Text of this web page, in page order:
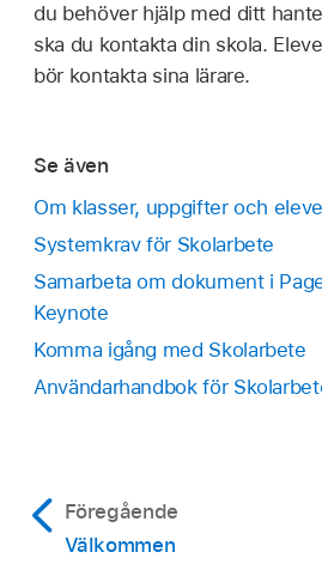
du behöver hjälp med ditt
ska du kontakta din skola.
bör kontakta sina lärare.
Se även
Om klasser, uppgifter och
Systemkrav för Skolarbete
Samarbeta om dokument i
Keynote
Komma igång med Skolarbete
Användarhandbok för
Föregående
Välkommen